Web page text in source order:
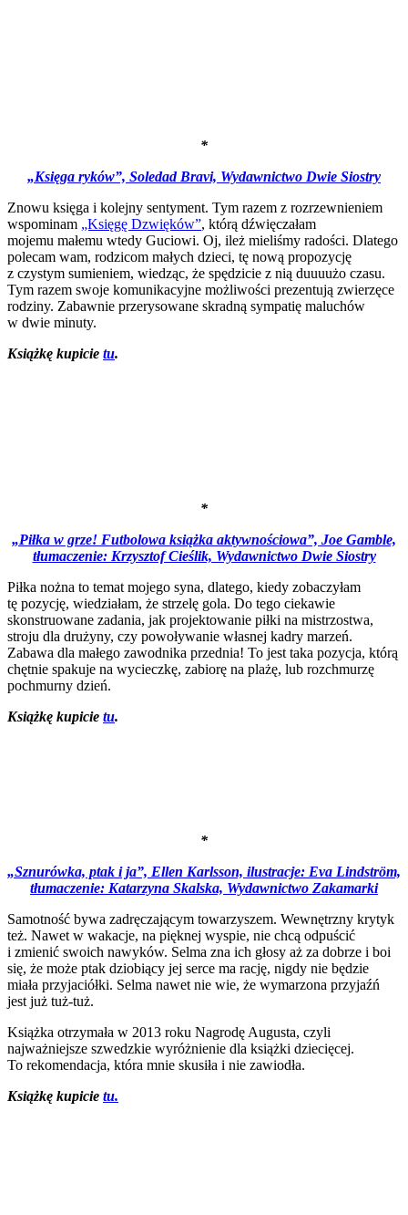
*
„Księga ryków”, Soledad Bravi, Wydawnictwo Dwie Siostry
Znowu księga i kolejny sentyment. Tym razem z rozrzewnieniem
wspominam „Księgę Dzwięków”, którą dźwięczałam
mojemu małemu wtedy Guciowi. Oj, ileż mieliśmy radości. Dlatego
polecam wam, rodzicom małych dzieci, tę nową propozycję
z czystym sumieniem, wiedząc, że spędzicie z nią duuuużo czasu.
Tym razem swoje komunikacyjne możliwości prezentują zwierzęce
rodziny. Zabawnie przerysowane skradną sympatię maluchów
w dwie minuty.
Książkę kupicie tu.
*
„Piłka w grze! Futbolowa książka aktywnościowa”, Joe Gamble,
tłumaczenie: Krzysztof Cieślik, Wydawnictwo Dwie Siostry
Piłka nożna to temat mojego syna, dlatego, kiedy zobaczyłam
tę pozycję, wiedziałam, że strzelę gola. Do tego ciekawie
skonstruowane zadania, jak projektowanie piłki na mistrzostwa,
stroju dla drużyny, czy powoływanie własnej kadry marzeń.
Zabawa dla małego zawodnika przednia! To jest taka pozycja, którą
chętnie spakuje na wycieczkę, zabiorę na plażę, lub rozchmurzę
pochmurny dzień.
Książkę kupicie tu.
*
„Sznurówka, ptak i ja”, Ellen Karlsson, ilustracje: Eva Lindström,
tłumaczenie: Katarzyna Skalska, Wydawnictwo Zakamarki
Samotność bywa zadręczającym towarzyszem. Wewnętrzny krytyk
też. Nawet w wakacje, na pięknej wyspie, nie chcą odpuścić
i zmienić swoich nawyków. Selma zna ich głosy aż za dobrze i boi
się, że może ptak dziobiący jej serce ma rację, nigdy nie będzie
miała przyjaciółki. Selma nawet nie wie, że wymarzona przyjaźń
jest już tuż-tuż.
Książka otrzymała w 2013 roku Nagrodę Augusta, czyli
najważniejsze szwedzkie wyróżnienie dla książki dziecięcej.
To rekomendacja, która mnie skusiła i nie zawiodła.
Książkę kupicie tu.